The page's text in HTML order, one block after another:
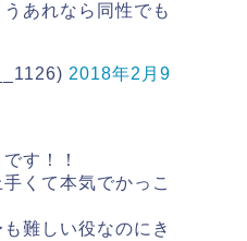
あれなら同性でも
2018年2月9
す！！
くて本気でかっこ
難しい役なのにき